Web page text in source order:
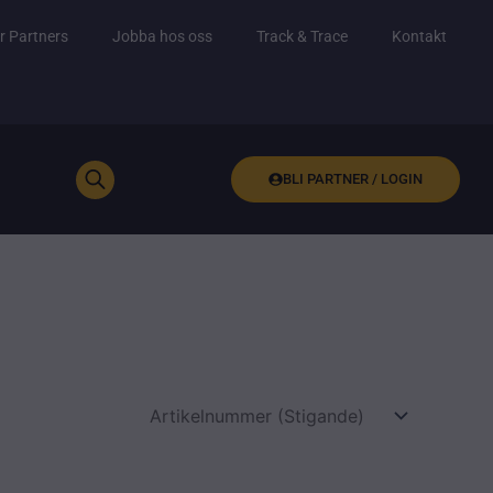
Partners Jobba hos oss Track & Trace Kontakt
BLI PARTNER / LOGIN